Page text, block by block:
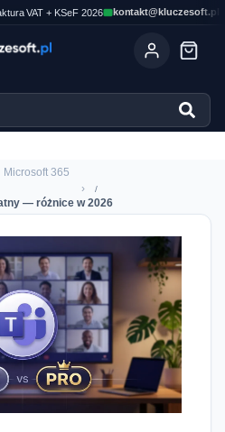
VAT + KSeF 2026 kontakt@kluczesoft.pl
Microsoft 365
›
— różnice w 2026